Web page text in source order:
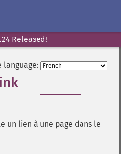
Released!
language:
un lien à une page dans le